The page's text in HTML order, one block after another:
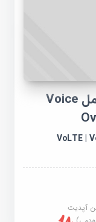
آموزش VoLTE | بسته کامل Voice
VoLTE